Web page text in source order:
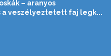
– aranyos
veszélyeztetett faj legk...